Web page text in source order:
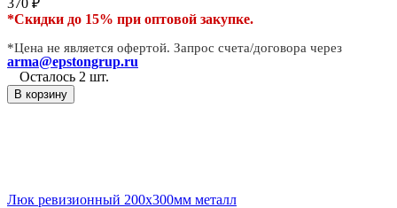
₽
*Скидки до 15% при оптовой закупке.
*Цена не является офертой. Запрос счета/договора через
arma@epstongrup.ru
Осталось 2 шт.
В корзину
Люк ревизионный 200х300мм металл